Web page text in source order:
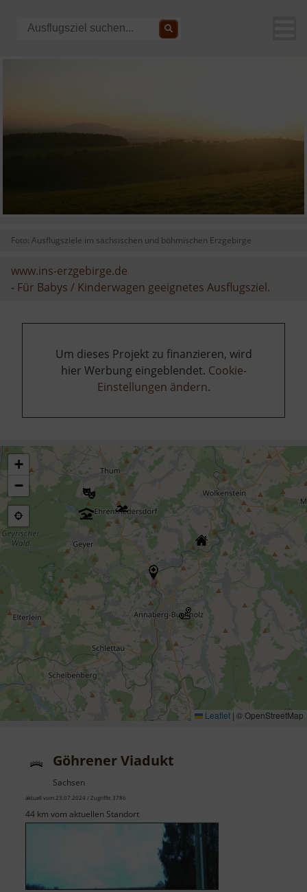
Foto: Ausflugsziele im sächsischen und böhmischen Erzgebirge
www.ins-erzgebirge.de
- Für Babys / Kinderwagen geeignetes Ausflugsziel.
Um dieses Projekt zu finanzieren, wird
hier Werbung eingeblendet. Cookie-
Einstellungen ändern.
+
−
Leaflet | © OpenStreetMap
Göhrener Viadukt
Sachsen
aktuell vom 23.07.2024 / Zugriffe: 3786
44 km vom aktuellen Standort